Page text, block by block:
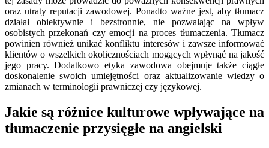
oraz utraty reputacji zawodowej. Ponadto ważne jest, aby tłumacz
działał obiektywnie i bezstronnie, nie pozwalając na wpływ
osobistych przekonań czy emocji na proces tłumaczenia. Tłumacz
powinien również unikać konfliktu interesów i zawsze informować
klientów o wszelkich okolicznościach mogących wpłynąć na jakość
jego pracy. Dodatkowo etyka zawodowa obejmuje także ciągłe
doskonalenie swoich umiejętności oraz aktualizowanie wiedzy o
zmianach w terminologii prawniczej czy językowej.
Jakie są różnice kulturowe wpływające na
tłumaczenie przysięgłe na angielski